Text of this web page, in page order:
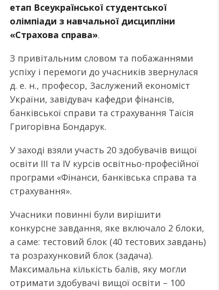
етап Всеукраїнської студентської
олімпіади з навчальної дисципліни
«Страхова справа».
З привітальним словом та побажаннями
успіху і перемоги до учасників звернулася
д. е. н., професор, Заслужений економіст
України, завідувач кафедри фінансів,
банківської справи та страхування Таїсія
Григорівна Бондарук.
У заході взяли участь 20 здобувачів вищої
освіти ІІІ та ІV курсів освітньо-професійної
програми «Фінанси, банківська справа та
страхування».
Учасники повинні були вирішити
конкурсне завдання, яке включало 2 блоки,
а саме: тестовий блок (40 тестових завдань)
та розрахунковий блок (задача).
Максимальна кількість балів, яку могли
отримати здобувачі вищої освіти – 100